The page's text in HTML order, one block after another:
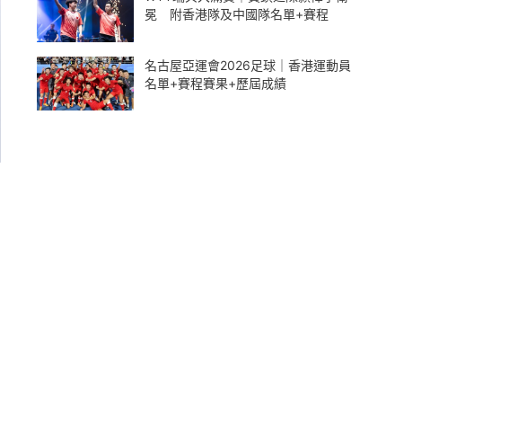
冕 附香港隊及中國隊名單+賽程
名古屋亞運會2026足球｜香港運動員
名單+賽程賽果+歷屆成績